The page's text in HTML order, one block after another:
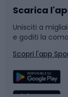
Bushcraft
Corsa
Sport di
Slitte e
Snowboard
Camminata
Scarica
Unisciti a
e goditi la
Scopri l'app